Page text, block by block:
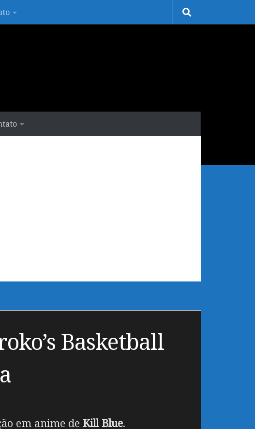
Basketball
em anime de Kill Blue.